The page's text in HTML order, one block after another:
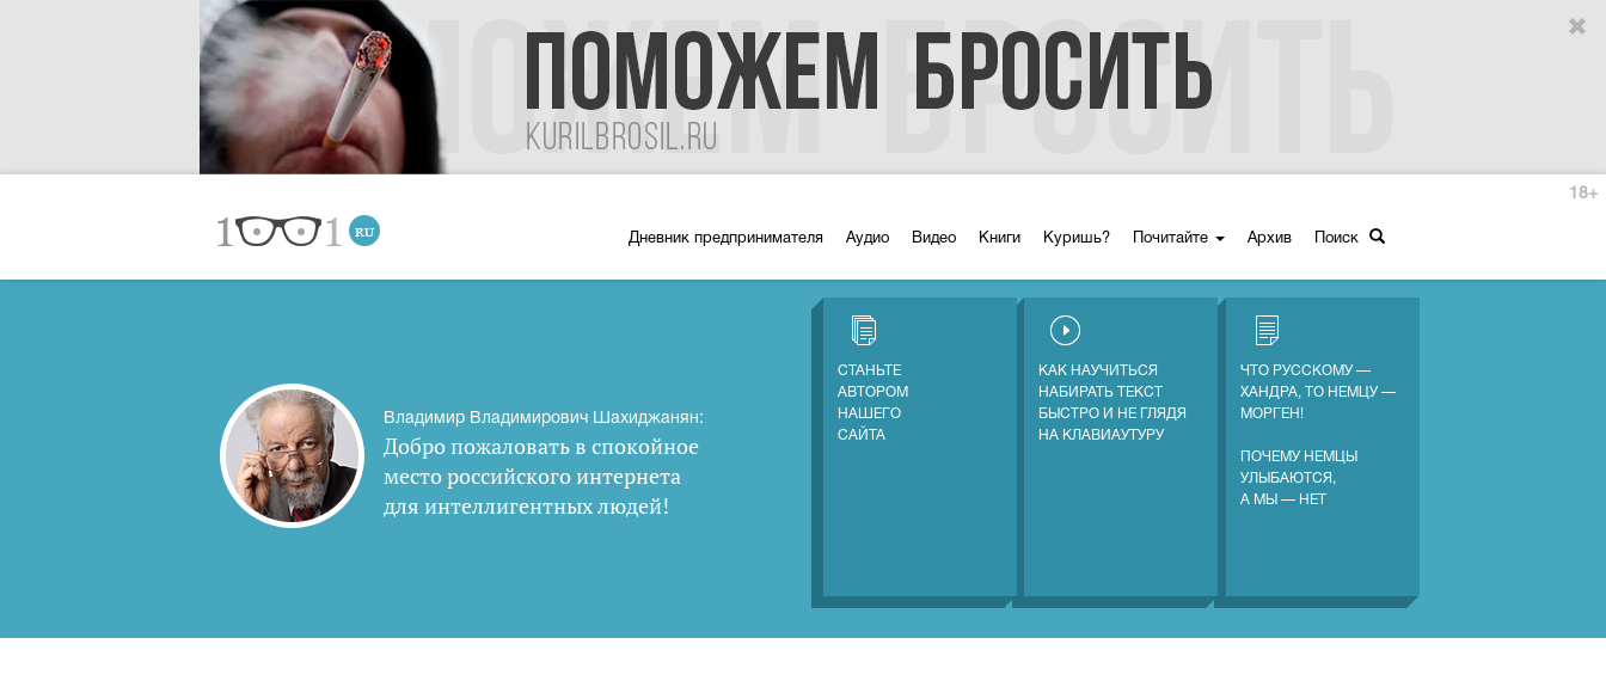
Дневник предпринимателя Аудио Видео Книги Куришь? Почитайте Архив Поиск
18+
Владимир Владимирович Шахиджанян:
Добро пожаловать в спокойное
место российского интернета
для интеллигентных людей!
СТАНЬТЕ
АВТОРОМ
НАШЕГО
САЙТА
КАК НАУЧИТЬСЯ
НАБИРАТЬ ТЕКСТ
БЫСТРО И НЕ ГЛЯДЯ
НА КЛАВИАУТУРУ
ЧТО РУССКОМУ —
ХАНДРА, ТО НЕМЦУ —
МОРГЕН!
ПОЧЕМУ НЕМЦЫ
УЛЫБАЮТСЯ,
А МЫ — НЕТ